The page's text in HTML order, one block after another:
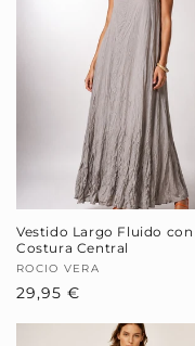
Vestido Largo Fluido con
Costura Central
Proveedor:
ROCIO VERA
Precio
29,95 €